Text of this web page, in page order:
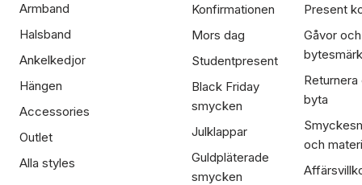
Armband
Halsband
Ankelkedjor
Hängen
Accessories
Outlet
Alla styles
Konfirmationen
Mors dag
Studentpresent
Black Friday
smycken
Julklappar
Guldpläterade
smycken
Present
Gåvor och
Returnera
byta
och